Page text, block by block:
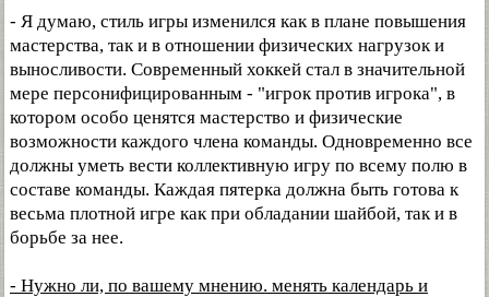
- Я думаю, стиль игры изменился как в плане повышения
мастерства, так и в отношении физических нагрузок и
выносливости. Современный хоккей стал в значительной
мере персонифицированным - "игрок против игрока", в
котором особо ценятся мастерство и физические
возможности каждого члена команды. Одновременно все
должны уметь вести коллективную игру по всему полю в
составе команды. Каждая пятерка должна быть готова к
весьма плотной игре как при обладании шайбой, так и в
борьбе за нее.
- Нужно ли, по вашему мнению. менять календарь и